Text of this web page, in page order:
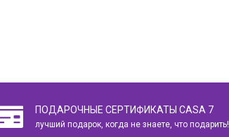
ПОДАРОЧНЫЕ СЕРТИФИКАТЫ CASA 7
лучший подарок, когда не знаете, что подарить!